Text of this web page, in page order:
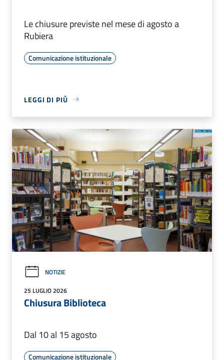
Le chiusure previste nel mese di agosto a
Rubiera
Comunicazione istituzionale
LEGGI DI PIÙ
NOTIZIE
25 LUGLIO 2026
Chiusura Biblioteca
Dal 10 al 15 agosto
Comunicazione istituzionale